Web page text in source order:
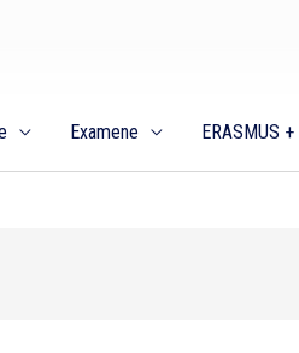
Examene ERASMUS +